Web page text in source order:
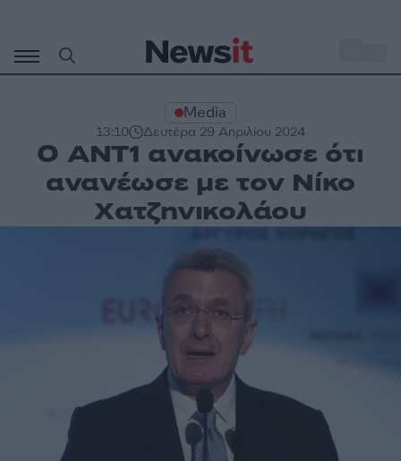
περιεχόμενο
Media
13:10 Δευτέρα 29 Απριλίου 2024
Ο ΑΝΤ1 ανακοίνωσε ότι
ανανέωσε με τον Νίκο
Χατζηνικολάου